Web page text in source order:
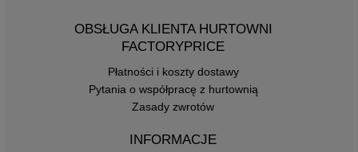
OBSŁUGA KLIENTA HURTOWNI
FACTORYPRICE
Płatności i koszty dostawy
Pytania o współpracę z hurtownią
Zasady zwrotów
INFORMACJE